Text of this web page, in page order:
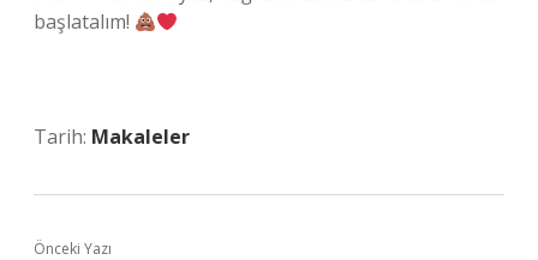
başlatalım!
Tarih: Makaleler
Önceki Yazı